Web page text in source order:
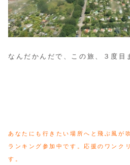
なんだかんだで、この旅、３度目
あなたにも行きたい場所へと飛ぶ風が
ランキング参加中です。応援のワンク
す。